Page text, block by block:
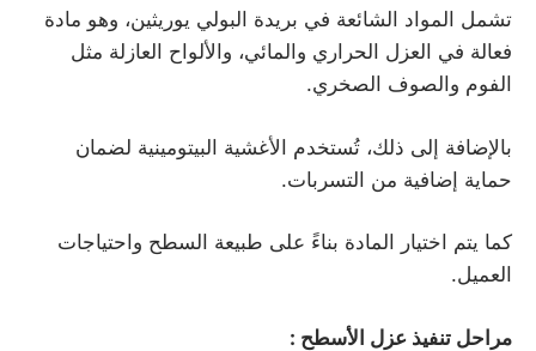
تشمل المواد الشائعة في بريدة البولي يوريثين، وهو مادة
فعالة في العزل الحراري والمائي، والألواح العازلة مثل
الفوم والصوف الصخري.
بالإضافة إلى ذلك، تُستخدم الأغشية البيتومينية لضمان
حماية إضافية من التسربات.
كما يتم اختيار المادة بناءً على طبيعة السطح واحتياجات
العميل.
مراحل تنفيذ عزل الأسطح :